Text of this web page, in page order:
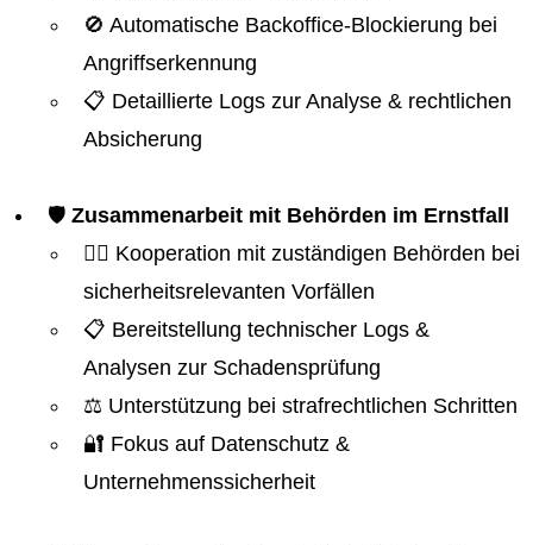
🚫 Automatische Backoffice-Blockierung bei
Angriffserkennung
📋 Detaillierte Logs zur Analyse & rechtlichen
Absicherung
🛡️ Zusammenarbeit mit Behörden im Ernstfall
👮‍♂️ Kooperation mit zuständigen Behörden bei
sicherheitsrelevanten Vorfällen
📋 Bereitstellung technischer Logs &
Analysen zur Schadensprüfung
⚖️ Unterstützung bei strafrechtlichen Schritten
🔐 Fokus auf Datenschutz &
Unternehmenssicherheit